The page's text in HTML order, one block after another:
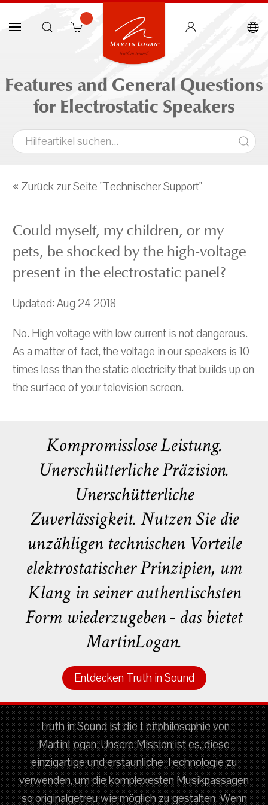
Features and General Questions
for Electrostatic Speakers
« Zurück zur Seite "Technischer Support"
Could myself, my children, or my
pets, be shocked by the high-voltage
present in the electrostatic panel?
Updated: Aug 24 2018
No. High voltage with low current is not dangerous.
As a matter of fact, the voltage in our speakers is 10
times less than the static electricity that builds up on
the surface of your television screen.
Kompromisslose Leistung.
Unerschütterliche Präzision.
Unerschütterliche
Zuverlässigkeit. Nutzen Sie die
unzähligen technischen Vorteile
elektrostatischer Prinzipien, um
Klang in seiner authentischsten
Form wiederzugeben - das bietet
MartinLogan.
Entdecken Truth in Sound
Truth in Sound ist die Leitphilosophie von
MartinLogan. Unsere Mission ist es, diese
einzigartige und erstaunliche Technologie zu
verwenden, um die komplexesten Musikpassagen
so originalgetreu wie möglich zu gestalten. Wenn